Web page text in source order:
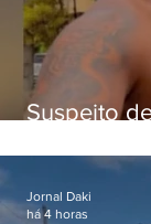
Suspeito
foragido
Jornal Daki
há 4 horas